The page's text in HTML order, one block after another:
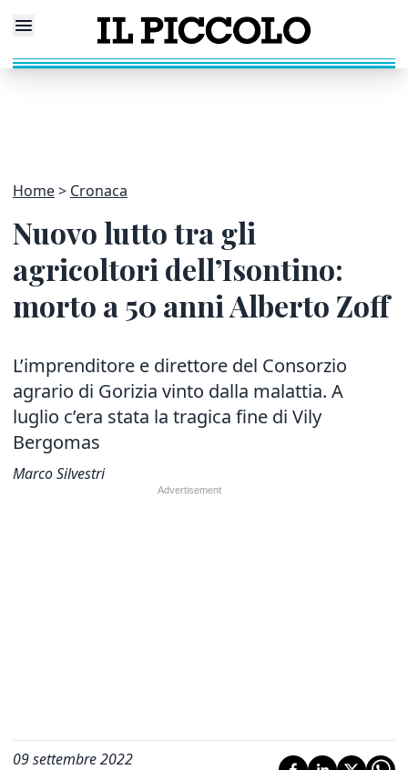
Home Cronaca
Nuovo lutto tra gli
agricoltori dell’Isontino:
morto a 50 anni Alberto Zoff
L’imprenditore e direttore del Consorzio
agrario di Gorizia vinto dalla malattia. A
luglio c’era stata la tragica fine di Vily
Bergomas
Marco Silvestri
09 settembre 2022